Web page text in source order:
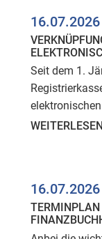
16.07.2026
Seit dem 1.
16.07.2026